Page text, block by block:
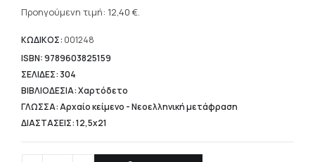
15,50 €.
τρέχουσα
είναι:
12,40 €.
Προηγούμενη τιμή: 12,40 €.
ΚΩΔΙΚΟΣ: 001248
ISBN: 9789603825159
ΣΕΛΙΔΕΣ: 304
ΒΙΒΛΙΟΔΕΣΙΑ: Χαρτόδετο
ΓΛΩΣΣΑ: Αρχαίο κείμενο - Νεοελληνική μετάφραση
ΔΙΑΣΤΑΣΕΙΣ: 12,5x21